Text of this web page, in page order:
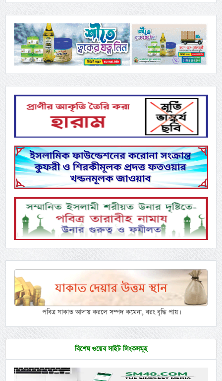
পবিত্র যাকাত আদায় করলে সম্পদ কমেনা, বরং বৃদ্ধি পায়।
বিশেষ ওয়েব সাইট লিংকসমূহ